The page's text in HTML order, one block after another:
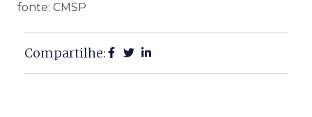
fonte: CMSP
Compartilhe: